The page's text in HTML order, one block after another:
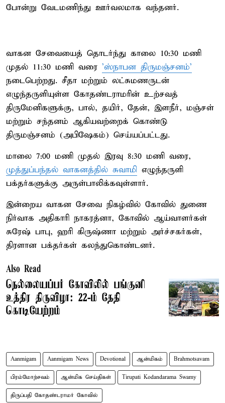
போன்று வேடமணிந்து ஊர்வலமாக வந்தனர்.
வாகன சேவையைத் தொடர்ந்து காலை 10:30 மணி
முதல் 11:30 மணி வரை 'ஸ்நாபன திருமஞ்சனம்'
நடைபெற்றது. ​​சீதா மற்றும் லட்சுமணருடன்
எழுந்தருளியுள்ள கோதண்டராமரின் உற்சவத்
திருமேனிகளுக்கு, பால், தயிர், தேன், இளநீர், மஞ்சள்
மற்றும் சந்தனம் ஆகியவற்றைக் கொண்டு
திருமஞ்சனம் (அபிஷேகம்) செய்யப்பட்டது.
மாலை 7:00 மணி முதல் இரவு 8:30 மணி வரை,
முத்துப்பந்தல் வாகனத்தில் சுவாமி எழுந்தருளி
பக்தர்களுக்கு அருள்பாலிக்கவுள்ளார்.
இன்றைய வாகன சேவை நிகழ்வில் கோவில் துணை
நிர்வாக அதிகாரி நாகரத்னா, கோவில் ஆய்வாளர்கள்
சுரேஷ் பாபு, ஹரி கிருஷ்ணா மற்றும் அர்ச்சகர்கள்,
திரளான பக்தர்கள் கலந்துகொண்டனர்.
Also Read
நெல்லையப்பர் கோவிலில் பங்குனி
உத்திர திருவிழா: 22-ம் தேதி
கொடியேற்றம்
Aanmigam Aanmigam News Devotional ஆன்மிகம் Brahmotsavam
பிரம்மோற்சவம் ஆன்மிக செய்திகள் Tirupati Kodandarama Swamy
திருப்பதி கோதண்டராமர் கோவில்